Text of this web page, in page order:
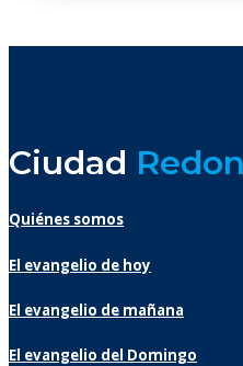
Ciudad
Quiénes somos
El evangelio de hoy
El evangelio de mañana
El evangelio del Domingo